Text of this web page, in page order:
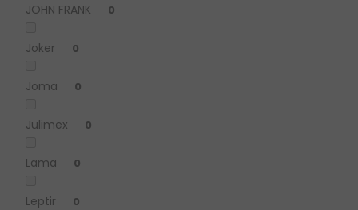
JOHN FRANK 0
Joker 0
Joma 0
Julimex 0
Lama 0
Leptir 0